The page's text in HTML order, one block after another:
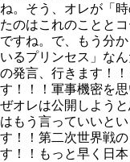
ね。そう、オレが「
たのはこれのことと
ですね。で、もう分
いるプリンセス」な
の発言、行きます！
す！！！軍事機密を
ぜオレは公開しよう
はもう言っていいと
す！！第二次世界戦
す！！もっと早く日